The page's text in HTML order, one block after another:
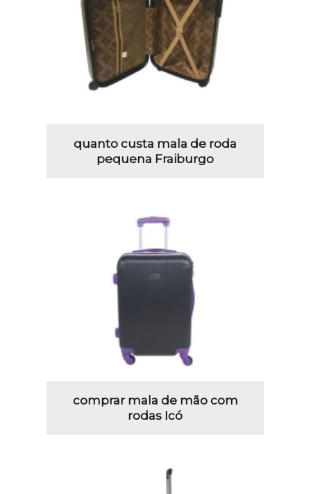
quanto custa mala de roda
pequena Fraiburgo
comprar mala de mão com
rodas Icó